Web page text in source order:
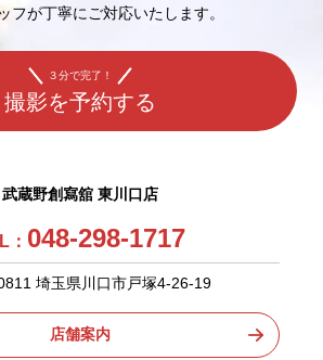
フが丁寧にご対応いたします。
３分で完了！
撮影を予約する
武蔵野創寫舘 東川口店
： 048-298-1717
埼玉県川口市戸塚4-26-19
店舗案内